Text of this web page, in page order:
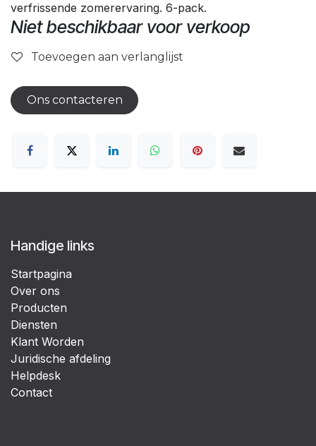
verfrissende zomerervaring. 6-pack.
Niet beschikbaar voor verkoop
Toevoegen aan verlanglijst
Ons contacteren
Handige links
Startpagina
Over ons
Producten
Diensten
Klant Worden
Juridische afdeling
Helpdesk
Contact